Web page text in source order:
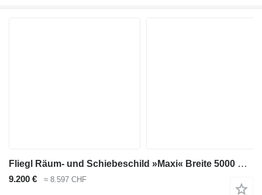
Fliegl Räum- und Schiebeschild »Maxi« Breite 5000 mm / Euronorm- und Dr
9.200 € ≈ 8.597 CHF